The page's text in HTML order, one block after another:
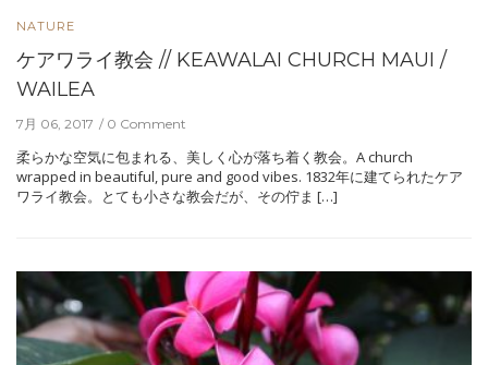
NATURE
ケアワライ教会 // KEAWALAI CHURCH MAUI /
WAILEA
7月 06, 2017 0 Comment
柔らかな空気に包まれる、美しく心が落ち着く教会。A church
wrapped in beautiful, pure and good vibes. 1832年に建てられたケア
ワライ教会。とても小さな教会だが、その佇ま […]